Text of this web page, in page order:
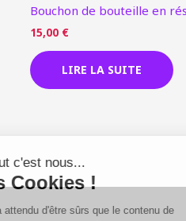
Bouchon de bouteille en
15,00 €
LIRE LA SUITE